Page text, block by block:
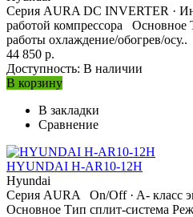
Серия AURA DC INVERTЕR ·
работой компрессора
работы охлаждение/обогрев/осу..
44 850 р.
Доступность: В наличии
В корзину
В закладки
Сравнение
HYUNDAI H-AR10-12H
Hyundai
Серия AURA On/Off · A- класс
Основное Тип сплит-система